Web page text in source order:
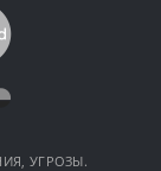
УГРОЗЫ.